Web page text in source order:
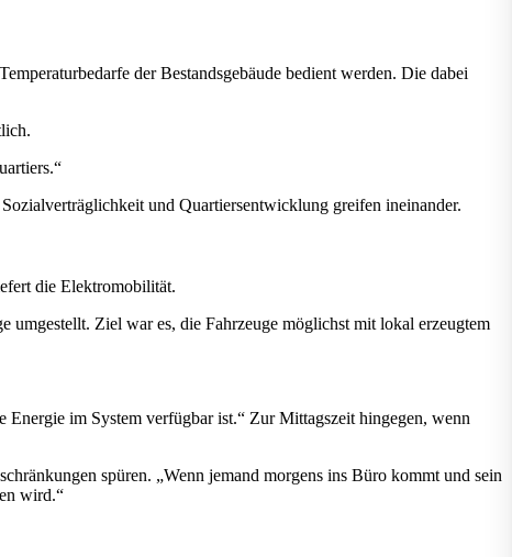
der Bestandsgebäude bedient werden. Die dabei
und Quartiersentwicklung greifen ineinander.
die Elektromobilität.
Ziel war es, die Fahrzeuge möglichst mit lokal erzeugtem
Energie im System verfügbar ist.“ Zur Mittagszeit hingegen, wenn
spüren. „Wenn jemand morgens ins Büro kommt und sein
wird.“